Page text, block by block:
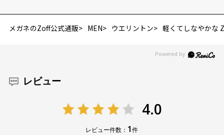
メガネのZoff公式通販 MEN ウエリントン 軽くてしなやかな
レビュー
4.0
レビュー件数： 1件